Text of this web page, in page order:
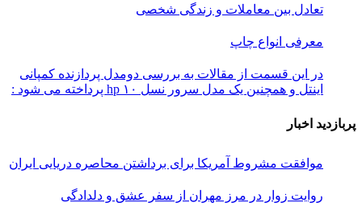
تعادل بین معاملات و زندگی شخصی
معرفی انواع چاپ
در این قسمت از مقالات به بررسی دو‌مدل پردازنده کمپانی
اینتل و همچنین یک مدل سرور نسل ۱۰ hp پرداخته می شود :
پربازدید اخبار
موافقت مشروط آمریکا برای برداشتن محاصره دریایی ایران
روایت زوار در مرز مهران از سفر عشق و دلدادگی